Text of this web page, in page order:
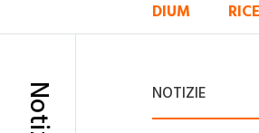
DIUM
NOTIZIE